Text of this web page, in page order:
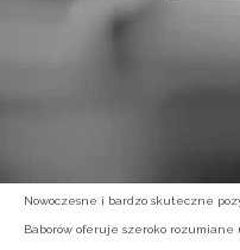
Nowoczesne i bardzo skuteczne
Baborów oferuje szeroko